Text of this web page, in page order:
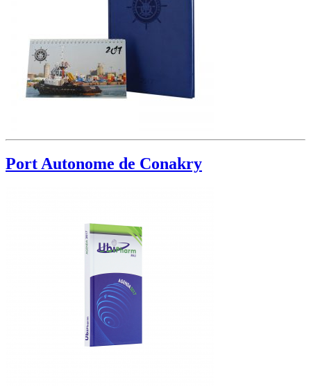
Port Autonome de Conakry